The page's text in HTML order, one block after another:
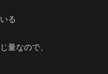
る
量なので、